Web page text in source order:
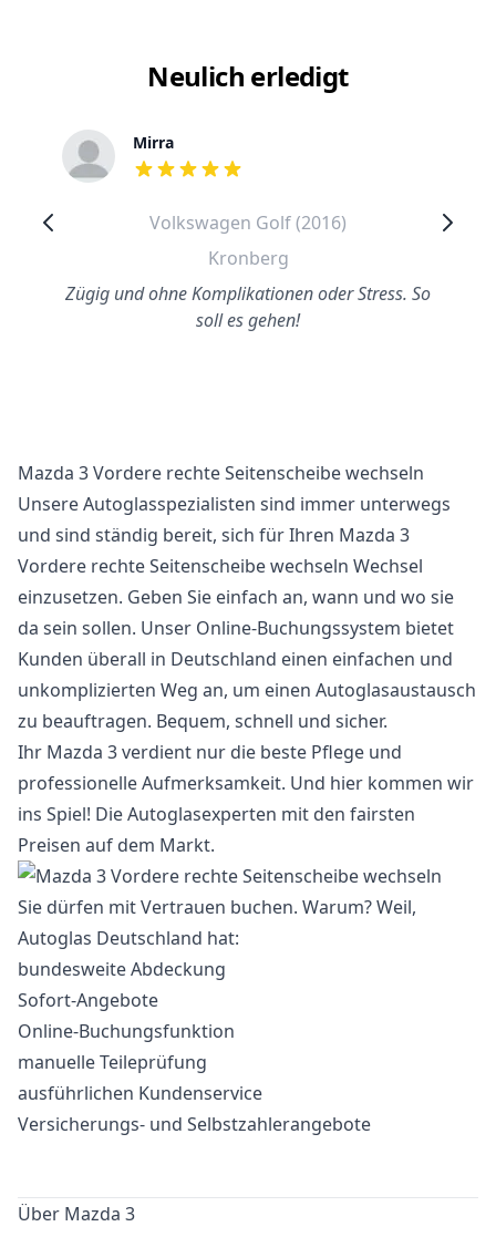
Neulich erledigt
Mirra
out of 5 stars
Volkswagen Golf (2016)
Kronberg
Zügig und ohne Komplikationen oder Stress. So
soll es gehen!
Mazda 3 Vordere rechte Seitenscheibe wechseln
Unsere Autoglasspezialisten sind immer unterwegs
und sind ständig bereit, sich für Ihren Mazda 3
Vordere rechte Seitenscheibe wechseln Wechsel
einzusetzen. Geben Sie einfach an, wann und wo sie
da sein sollen. Unser Online-Buchungssystem bietet
Kunden überall in Deutschland einen einfachen und
unkomplizierten Weg an, um einen Autoglasaustausch
zu beauftragen. Bequem, schnell und sicher.
Ihr Mazda 3 verdient nur die beste Pflege und
professionelle Aufmerksamkeit. Und hier kommen wir
ins Spiel! Die Autoglasexperten mit den fairsten
Preisen auf dem Markt.
Sie dürfen mit Vertrauen buchen. Warum? Weil,
Autoglas Deutschland hat:
bundesweite Abdeckung
Sofort-Angebote
Online-Buchungsfunktion
manuelle Teileprüfung
ausführlichen Kundenservice
Versicherungs- und Selbstzahlerangebote
Über Mazda 3